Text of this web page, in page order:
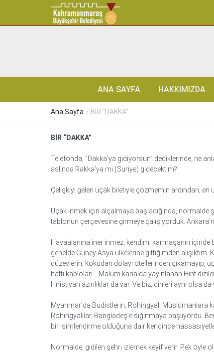
ANA SAYFA HAKKIMIZDA
Ana Sayfa / BİR “DAKKA”
BİR “DAKKA”
Telefonda, “Dakka’ya gidiyorsun” dediklerinde, ne
aslında Rakka’ya mı (Suriye) gidecektim?
Çelişkiyi gelen uçak biletiyle çözmemin ardından, en
Uçak inmek için alçalmaya başladığında, normalde
tablonun çerçevesine girmeye çalışıyorduk.
Havaalanına iner inmez, kendimi karmaşanın
genelde Güney Asya ülkelerine gittiğimden
düzeylerin, kokudan dolayı otellerinden çıkamayıp,
hattı kabloları… Malum kanalda yayınlanan Hint
Hıristiyan azınlıklar da var. Ve biz; dinleri aynı olsa
Myanmar’da Budistlerin; Rohingyalı Müslümanlara
Rohingyalılar, Bangladeş’e sığınmaya başlıyordu.
bir isimlendirme olduğuna dair kendince
Normalde, gidilen şehri izlemek keyif verir. Pek öyle